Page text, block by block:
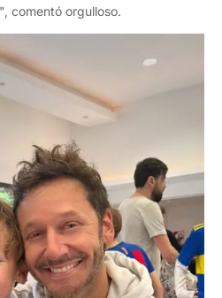
comentó orgulloso.